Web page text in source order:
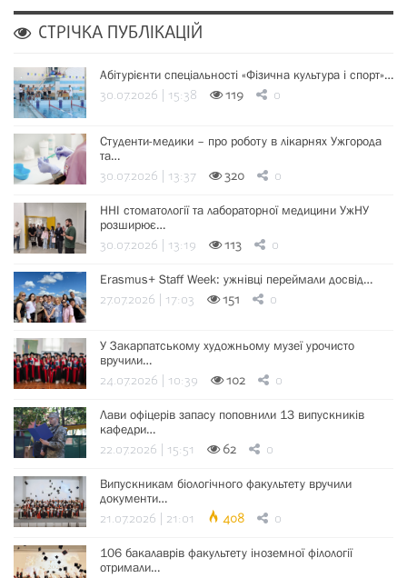
СТРІЧКА ПУБЛІКАЦІЙ
Абітурієнти спеціальності «Фізична культура і спорт»…
30.07.2026 | 15:38 119 0
Студенти-медики – про роботу в лікарнях Ужгорода
та…
30.07.2026 | 13:37 320 0
ННІ стоматології та лабораторної медицини УжНУ
розширює…
30.07.2026 | 13:19 113 0
Erasmus+ Staff Week: ужнівці переймали досвід…
27.07.2026 | 17:03 151 0
У Закарпатському художньому музеї урочисто
вручили…
24.07.2026 | 10:39 102 0
Лави офіцерів запасу поповнили 13 випускників
кафедри…
22.07.2026 | 15:51 62 0
Випускникам біологічного факультету вручили
документи…
21.07.2026 | 21:01 408 0
106 бакалаврів факультету іноземної філології
отримали…